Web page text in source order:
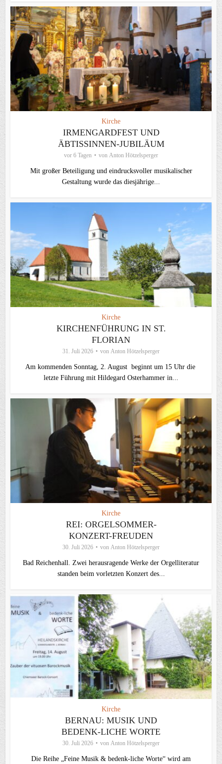
Kirche
IRMENGARDFEST UND
ÄBTISSINNEN-JUBILÄUM
vor 6 Tagen von Anton Hötzelsperger
Mit großer Beteiligung und eindrucksvoller musikalischer
Gestaltung wurde das diesjährige...
Kirche
KIRCHENFÜHRUNG IN ST.
FLORIAN
31. Juli 2026 von Anton Hötzelsperger
Am kommenden Sonntag, 2. August beginnt um 15 Uhr die
letzte Führung mit Hildegard Osterhammer in...
Kirche
REI: ORGELSOMMER-
KONZERT-FREUDEN
30. Juli 2026 von Anton Hötzelsperger
Bad Reichenhall. Zwei herausragende Werke der Orgelliteratur
standen beim vorletzten Konzert des...
Kirche
BERNAU: MUSIK UND
BEDENK-LICHE WORTE
30. Juli 2026 von Anton Hötzelsperger
Die Reihe „Feine Musik & bedenk-liche Worte“ wird am